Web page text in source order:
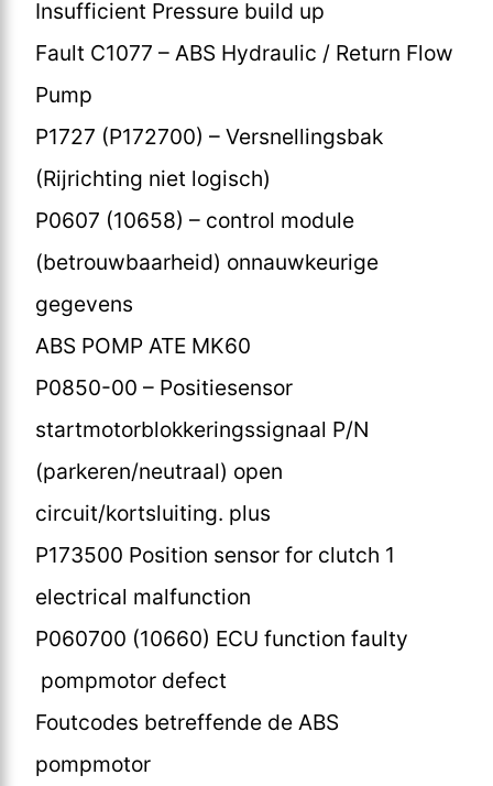
Insufficient Pressure build up
Fault C1077 – ABS Hydraulic / Return Flow
Pump
P1727 (P172700) – Versnellingsbak
(Rijrichting niet logisch)
P0607 (10658) – control module
(betrouwbaarheid) onnauwkeurige
gegevens
ABS POMP ATE MK60
P0850-00 – Positiesensor
startmotorblokkeringssignaal P/N
(parkeren/neutraal) open
circuit/kortsluiting. plus
P173500 Position sensor for clutch 1
electrical malfunction
P060700 (10660) ECU function faulty
pompmotor defect
Foutcodes betreffende de ABS
pompmotor